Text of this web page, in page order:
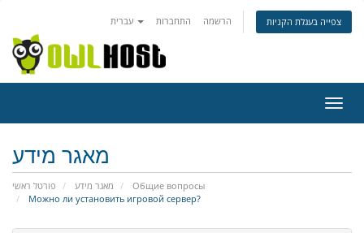
התחברות הרשמה צפייה בעגלת הקניות
ניווט
מאגר מידע
פורטל ראשי מאגר מידע
Общие вопросы
Можно ли установить игровой сервер?